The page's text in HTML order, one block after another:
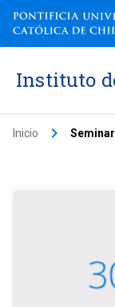
Instituto
Inicio keyboard_arrow_right